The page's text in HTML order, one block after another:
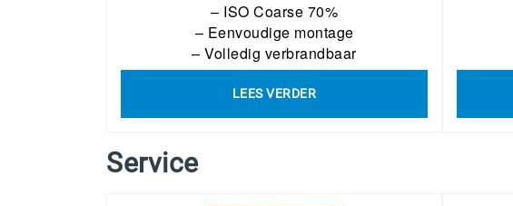
– ISO Coarse 70%
– Eenvoudige montage
– Volledig verbrandbaar
LEES VERDER
Service